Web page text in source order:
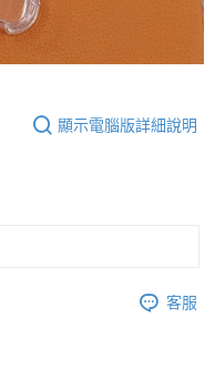
顯示電腦版詳細說明
客服